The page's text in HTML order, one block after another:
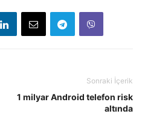
Sonraki İçerik
1 milyar Android telefon risk
altında